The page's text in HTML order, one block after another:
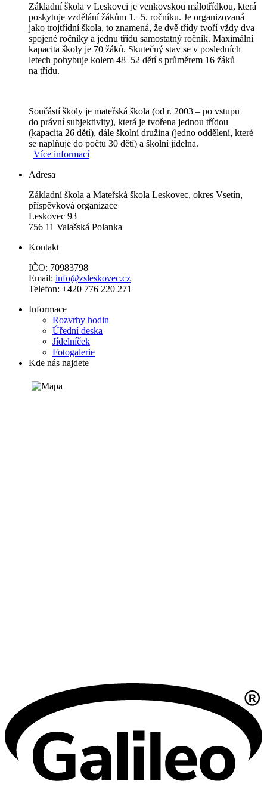
Základní škola v Leskovci je venkovskou málotřídkou, která
poskytuje vzdělání žákům 1.–5. ročníku. Je organizovaná
jako trojtřídní škola, to znamená, že dvě třídy tvoří vždy dva
spojené ročníky a jednu třídu samostatný ročník. Maximální
kapacita školy je 70 žáků. Skutečný stav se v posledních
letech pohybuje kolem 48–52 dětí s průměrem 16 žáků
na třídu.
Součástí školy je mateřská škola (od r. 2003 – po vstupu
do právní subjektivity), která je tvořena jednou třídou
(kapacita 26 dětí), dále školní družina (jedno oddělení, které
se naplňuje do počtu 30 dětí) a školní jídelna.
Více informací
Adresa
Základní škola a Mateřská škola Leskovec, okres Vsetín,
příspěvková organizace
Leskovec 93
756 11 Valašská Polanka
Kontakt
IČO: 70983798
Email: info@zsleskovec.cz
Telefon: +420 776 220 271
Informace
Rozvrhy hodin
Úřední deska
Jídelníček
Fotogalerie
Kde nás najdete